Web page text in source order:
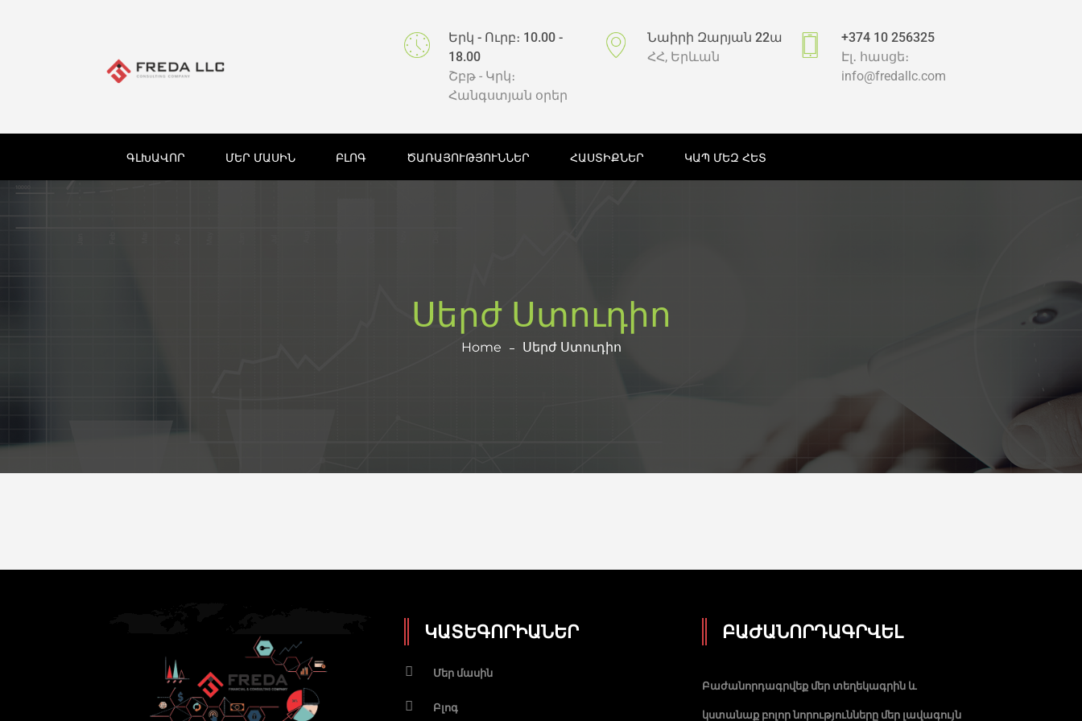
Երկ - Ուրբ։ 10.00 -
18.00
Շբթ - Կրկ։
Հանգստյան օրեր
Նաիրի Զարյան 22ա
ՀՀ, Երևան
+374 10 256325
Էլ․ հասցե։
info@fredallc.com
ԳԼԽԱՎՈՐ ՄԵՐ ՄԱՍԻՆ ԲԼՈԳ ԾԱՌԱՅՈՒԹՅՈՒՆՆԵՐ ՀԱՍՏԻՔՆԵՐ ԿԱՊ ՄԵԶ ՀԵՏ
Սերժ Ստուդիո
Home Սերժ Ստուդիո
ԿԱՏԵԳՈՐԻԱՆԵՐ
Մեր մասին
Բլոգ
ԲԱԺԱՆՈՐԴԱԳՐՎԵԼ
Բաժանորդագրվեք մեր տեղեկագրին և
կստանաք բոլոր նորությունները մեր լավագույն